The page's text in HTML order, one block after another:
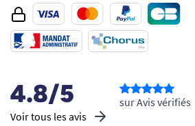
4.8/5
Voir tous les avis
sur Avis vérifiés